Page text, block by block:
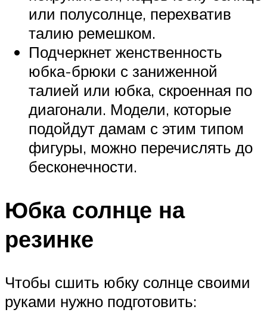
или полусолнце, перехватив
талию ремешком.
Подчеркнет женственность
юбка-брюки с заниженной
талией или юбка, скроенная по
диагонали. Модели, которые
подойдут дамам с этим типом
фигуры, можно перечислять до
бесконечности.
Юбка солнце на
резинке
Чтобы сшить юбку солнце своими
руками нужно подготовить: